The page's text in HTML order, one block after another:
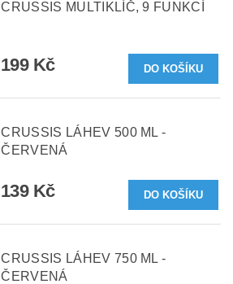
CRUSSIS MULTIKLÍČ, 9 FUNKCÍ
199 Kč
CRUSSIS LÁHEV 500 ML -
ČERVENÁ
139 Kč
CRUSSIS LÁHEV 750 ML -
ČERVENÁ